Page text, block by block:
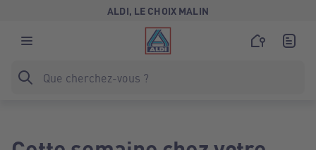
ALDI, LE CHOIX MALIN